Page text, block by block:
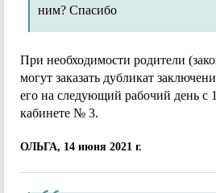
ним? Спасибо
При необходимости родители
могут заказать дубликат
его на следующий рабочий день с
кабинете № 3.
ОЛЬГА, 14 июня 2021 г.